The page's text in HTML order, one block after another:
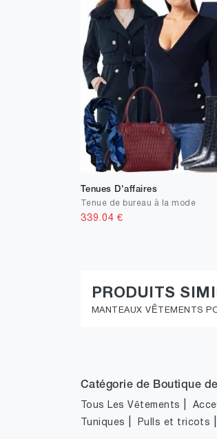
Tenues D'affaires
Tenue de bureau à la mode
339.04 €
PRODUITS
MANTEAUX VÊTEMENTS
Catégorie de Boutique
Tous Les Vêtements
Tuniques
Pulls et tricots